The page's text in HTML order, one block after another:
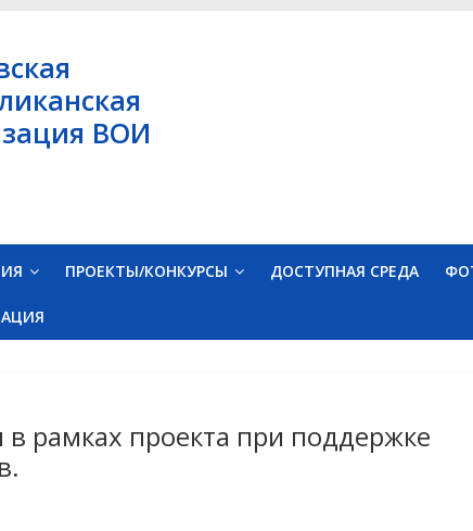
ВОИ
ПРОЕКТЫ/КОНКУРСЫ ДОСТУПНАЯ СРЕДА
рамках проекта при поддержке